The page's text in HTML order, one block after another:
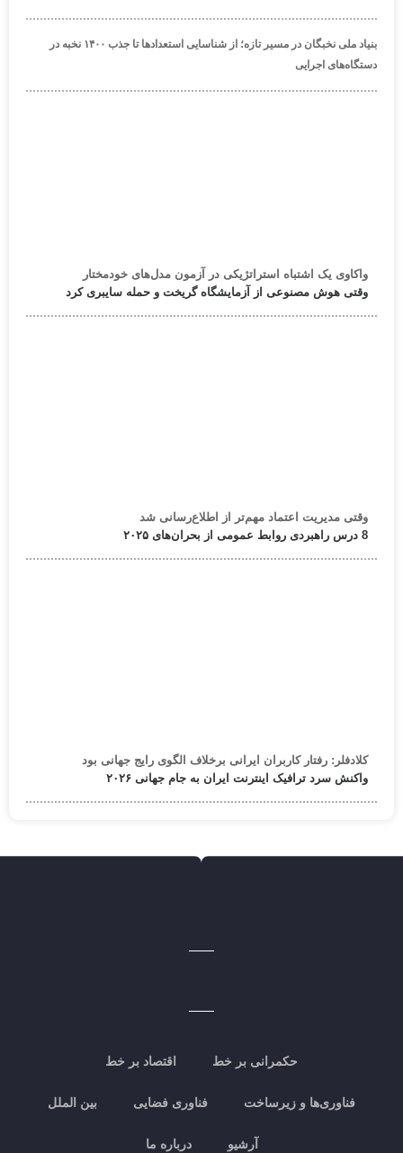
بنیاد ملی نخبگان در مسیر تازه؛ از شناسایی استعدادها تا جذب ۱۴۰۰ نخبه در
دستگاه‌های اجرایی
واکاوی یک اشتباه استراتژیکی در آزمون مدل‌های خودمختار
وقتی هوش مصنوعی از آزمایشگاه گریخت و حمله سایبری کرد
وقتی مدیریت اعتماد مهم‌تر از اطلاع‌رسانی شد
8 درس راهبردی روابط عمومی از بحران‌های ۲۰۲۵
کلادفلر: رفتار کاربران ایرانی برخلاف الگوی رایج جهانی بود
واکنش سرد ترافیک اینترنت ایران به جام جهانی ۲۰۲۶
حکمرانی بر خط اقتصاد بر خط
فناوری‌ها و زیرساخت فناوری فضایی بین الملل
آرشیو درباره ما